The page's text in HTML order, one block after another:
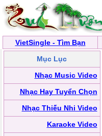
VietSingle - Tìm Bạn
Mục Lục
Nhạc Music Video
Nhạc Hay Tuyển Chọn
Nhạc Thiếu Nhi Video
Karaoke Video